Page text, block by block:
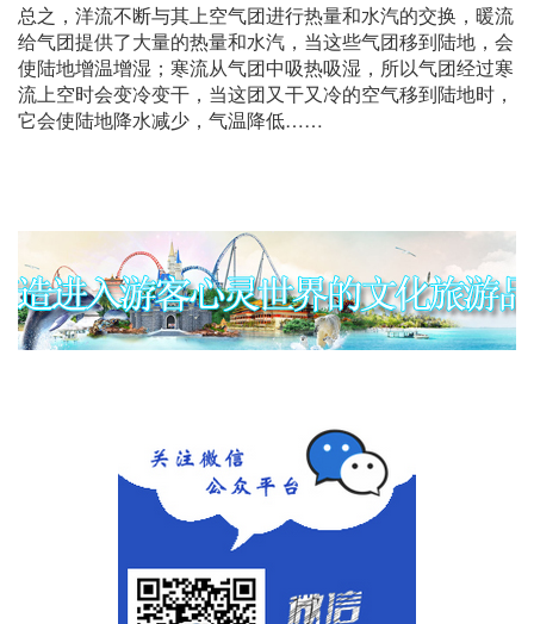
总之，洋流不断与其上空气团进行热量和水汽的交换，暖流
给气团提供了大量的热量和水汽，当这些气团移到陆地，会
使陆地增温增湿；寒流从气团中吸热吸湿，所以气团经过寒
流上空时会变冷变干，当这团又干又冷的空气移到陆地时，
它会使陆地降水减少，气温降低……